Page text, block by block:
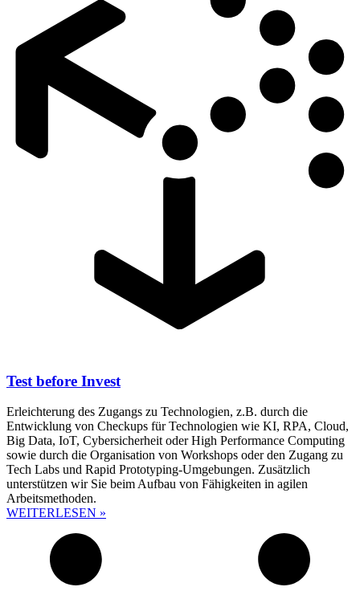
Test before Invest
Erleichterung des Zugangs zu Technologien, z.B. durch die
Entwicklung von Checkups für Technologien wie KI, RPA, Cloud,
Big Data, IoT, Cybersicherheit oder High Performance Computing
sowie durch die Organisation von Workshops oder den Zugang zu
Tech Labs und Rapid Prototyping-Umgebungen. Zusätzlich
unterstützen wir Sie beim Aufbau von Fähigkeiten in agilen
Arbeitsmethoden.
WEITERLESEN »